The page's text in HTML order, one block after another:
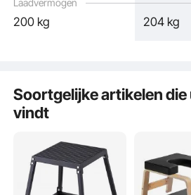
extra uitdaging.
Laadvermogen
200 kg 204 kg
Soortgelijke artikelen
vindt